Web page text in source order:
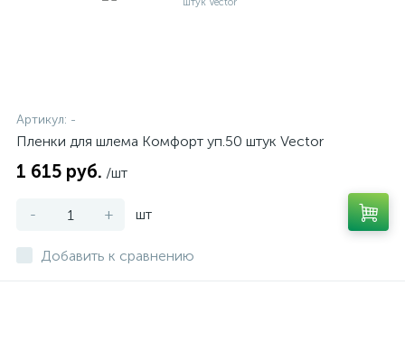
Артикул: -
Пленки для шлема Комфорт уп.50 штук Vector
1 615 руб. /шт
- + шт
Добавить к сравнению